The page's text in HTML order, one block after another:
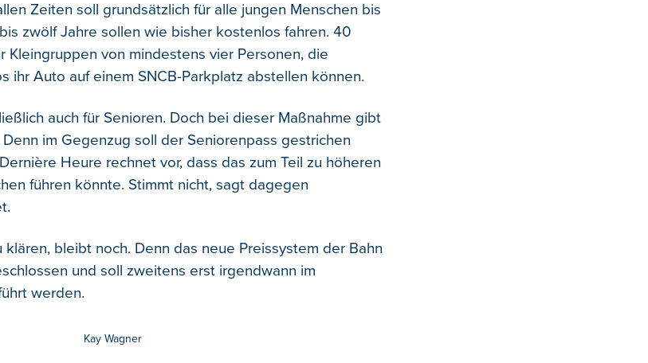
Zeiten soll grundsätzlich für alle jungen Menschen bis
zwölf Jahre sollen wie bisher kostenlos fahren. 40
Kleingruppen von mindestens vier Personen, die
ihr Auto auf einem SNCB-Parkplatz abstellen können.
auch für Senioren. Doch bei dieser Maßnahme gibt
im Gegenzug soll der Seniorenpass gestrichen
Heure rechnet vor, dass das zum Teil zu höheren
führen könnte. Stimmt nicht, sagt dagegen
klären, bleibt noch. Denn das neue Preissystem der Bahn
und soll zweitens erst irgendwann im
werden.
Kay Wagner